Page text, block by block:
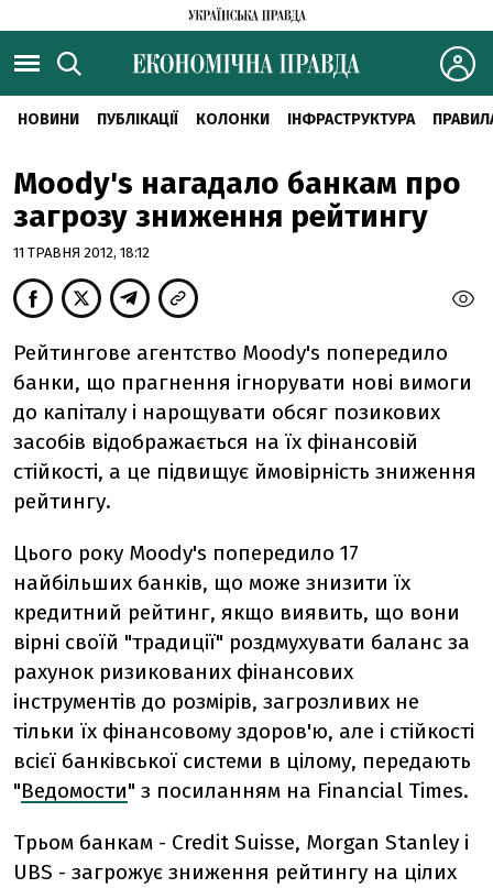
НОВИНИ ПУБЛІКАЦІЇ КОЛОНКИ ІНФРАСТРУКТУРА
Moody's нагадало банкам про
загрозу зниження рейтингу
11 ТРАВНЯ 2012, 18:12
Рейтингове агентство Moody's попередило
банки, що прагнення ігнорувати нові вимоги
до капіталу і нарощувати обсяг позикових
засобів відображається на їх фінансовій
стійкості, а це підвищує ймовірність зниження
рейтингу.
Цього року Moody's попередило 17
найбільших банків, що може знизити їх
кредитний рейтинг, якщо виявить, що вони
вірні своїй "традиції" роздмухувати баланс за
рахунок ризикованих фінансових
інструментів до розмірів, загрозливих не
тільки їх фінансовому здоров'ю, але і стійкості
всієї банківської системи в цілому, передають
"Ведомости" з посиланням на Financial Times.
Трьом банкам - Credit Suisse, Morgan Stanley і
UBS - загрожує зниження рейтингу на цілих